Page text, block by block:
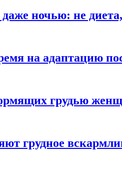
ночью: не
на адаптацию
грудью
грудное